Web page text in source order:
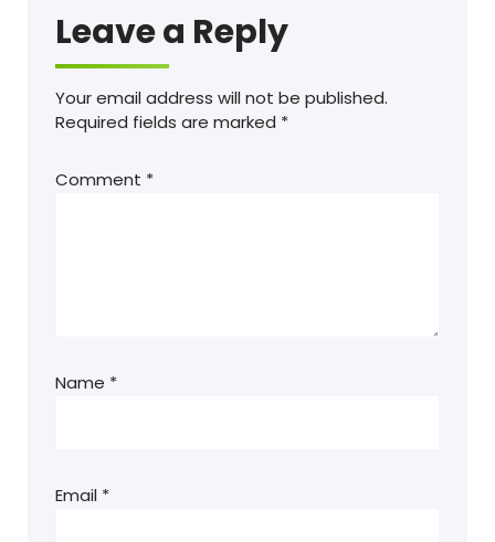
Leave a Reply
Your email address will not be published.
Required fields are marked *
Comment *
Name *
Email *